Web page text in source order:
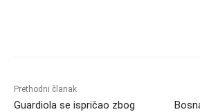
Prethodni članak
Guardiola se ispričao zbog